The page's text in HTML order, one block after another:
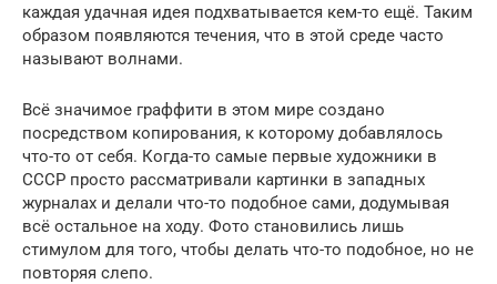
каждая удачная идея подхватывается кем-то ещё. Таким
образом появляются течения, что в этой среде часто
называют волнами.
Всё значимое граффити в этом мире создано
посредством копирования, к которому добавлялось
что-то от себя. Когда-то самые первые художники в
СССР просто рассматривали картинки в западных
журналах и делали что-то подобное сами, додумывая
всё остальное на ходу. Фото становились лишь
стимулом для того, чтобы делать что-то подобное, но не
повторяя слепо.